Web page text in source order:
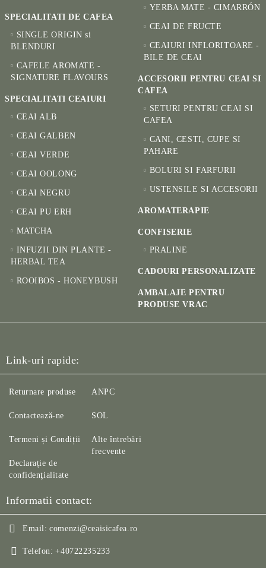
SPECIALITATI DE CAFEA
SINGLE ORIGIN si
BLENDURI
CAFELE AROMATE -
SIGNATURE FLAVOURS
SPECIALITATI CEAIURI
CEAI ALB
CEAI GALBEN
CEAI VERDE
CEAI OOLONG
CEAI NEGRU
CEAI PU ERH
MATCHA
INFUZII DIN PLANTE -
HERBAL TEA
ROOIBOS - HONEYBUSH
YERBA MATE - CIMARRÓN
CEAI DE FRUCTE
CEAIURI INFLORITOARE -
BILE DE CEAI
ACCESORII PENTRU CEAI SI
CAFEA
SETURI PENTRU CEAI SI
CAFEA
CANI, CESTI, CUPE SI
PAHARE
BOLURI SI FARFURII
USTENSILE SI ACCESORII
AROMATERAPIE
CONFISERIE
PRALINE
CADOURI PERSONALIZATE
AMBALAJE PENTRU
PRODUSE VRAC
Link-uri rapide:
Returnare produse
Contactează-ne
Termeni și Condiții
Declarație de
confidenţialitate
ANPC
SOL
Alte întrebări
frecvente
Informatii contact:
Email: comenzi@ceaisicafea.ro
Telefon: +40722235233